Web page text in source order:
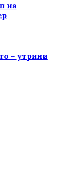
на
– утрини